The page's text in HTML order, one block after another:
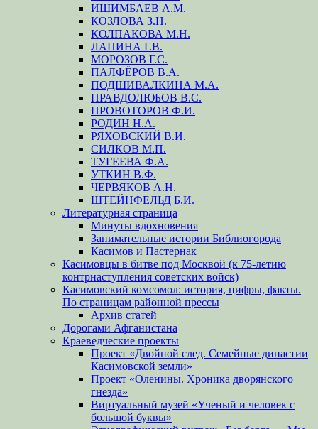
ИШИМБАЕВ А.М.
КОЗЛОВА З.Н.
КОЛПАКОВА М.Н.
ЛАПИНА Г.В.
МОРОЗОВ Г.С.
ПАЛФЁРОВ В.А.
ПОДШИВАЛКИНА М.А.
ПРАВДОЛЮБОВ В.С.
ПРОВОТОРОВ Ф.И.
РОДИН Н.А.
РЯХОВСКИЙ В.И.
СИЛКОВ М.П.
ТУГЕЕВА Ф.А.
УТКИН В.Ф.
ЧЕРВЯКОВ А.Н.
ШТЕЙНФЕЛЬД Б.И.
Литературная страница
Минуты вдохновения
Занимательные истории Библиогорода
Касимов и Пастернак
Касимовцы в битве под Москвой (к 75-летию
контрнаступления советских войск)
Касимовский комсомол: история, цифры, факты.
По страницам районной прессы
Архив статей
Дорогами Афганистана
Краеведческие проекты
Проект «Двойной след. Семейные династии
Касимовской земли»
Проект «Оленины. Хроника дворянского
гнезда»
Виртуальный музей «Ученый и человек с
большой буквы»